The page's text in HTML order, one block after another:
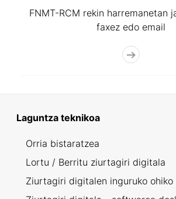
FNMT-RCM rekin harremanetan
faxez edo email
Laguntza teknikoa
Orria bistaratzea
Lortu / Berritu ziurtagiri digitala
Ziurtagiri digitalen inguruko ohiko